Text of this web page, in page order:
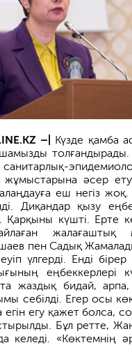
–|
Күзде қамба
толғандырады.
жұмыстарына әсер
еш негіз жоқ.
Диқандар қызу
Қарқыны күшті. Ерте
жалағаштық
пен Садық
үлгерді. Енді
еңбеккерлері
жаздық бидай,
себілді. Егер осы
егін егу қажет болса,
Бұл ретте,
келеді. «Көктемнің